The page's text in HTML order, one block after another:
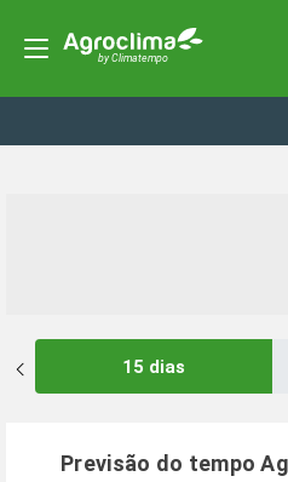
15 dias
Previsão do tempo